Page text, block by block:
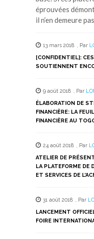
éprouvées
il n’en demeure
13 mars 2018 , Par
[CONFIDENTIEL]:
SOUTIENNENT
9 août 2018 , Par
ÉLABORATION DE
FINANCIÈRE: LA
FINANCIÈRE AU
24 août 2018 , Par
ATELIER DE
LA PLATEFORME DE
ET SERVICES DE
31 août 2018 , Par
LANCEMENT
FOIRE